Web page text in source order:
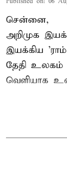
சென்னை,
அறிமுக
இயக்கிய
தேதி உலகம்
வெளியாக